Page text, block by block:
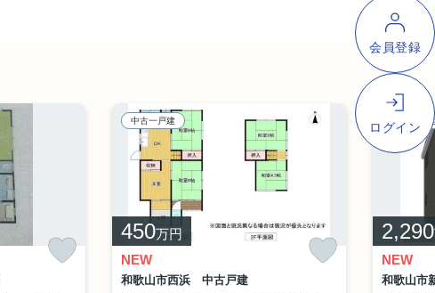
中古一戸建
450万円
NEW
和歌山市西浜 中古戸建
新築一戸建
2,290
NEW
和歌山市